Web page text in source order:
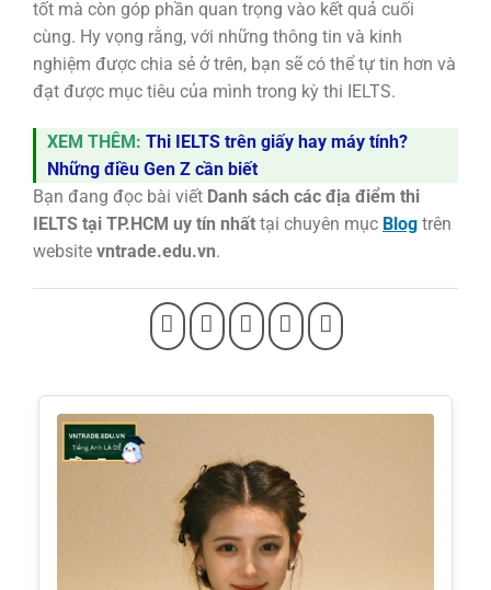
tốt mà còn góp phần quan trọng vào kết quả cuối
cùng. Hy vọng rằng, với những thông tin và kinh
nghiệm được chia sẻ ở trên, bạn sẽ có thể tự tin hơn và
đạt được mục tiêu của mình trong kỳ thi IELTS.
XEM THÊM: Thi IELTS trên giấy hay máy tính?
Những điều Gen Z cần biết
Bạn đang đọc bài viết Danh sách các địa điểm thi
IELTS tại TP.HCM uy tín nhấttại chuyên mục Blogtrên
website vntrade.edu.vn.